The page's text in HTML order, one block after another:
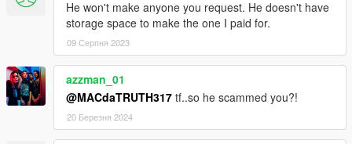
He won't make anyone you request. He doesn't have
storage space to make the one I paid for.
09 Серпня 2023
azzman_01
@MACdaTRUTH317 tf..so he scammed you?!
20 Березня 2024